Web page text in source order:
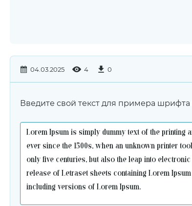
04.03.2025 4 0
Введите свой текст для примера шрифта